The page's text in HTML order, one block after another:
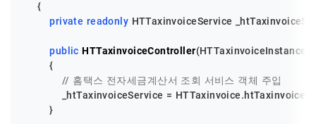
    {
private readonly HTTaxinvoiceService
public HTTaxinvoiceController(HTTaxinvoiceInstance
        {
// 홈택스 전자세금계산서 조회 서비스 객체 주입
_htTaxinvoiceService =
        }